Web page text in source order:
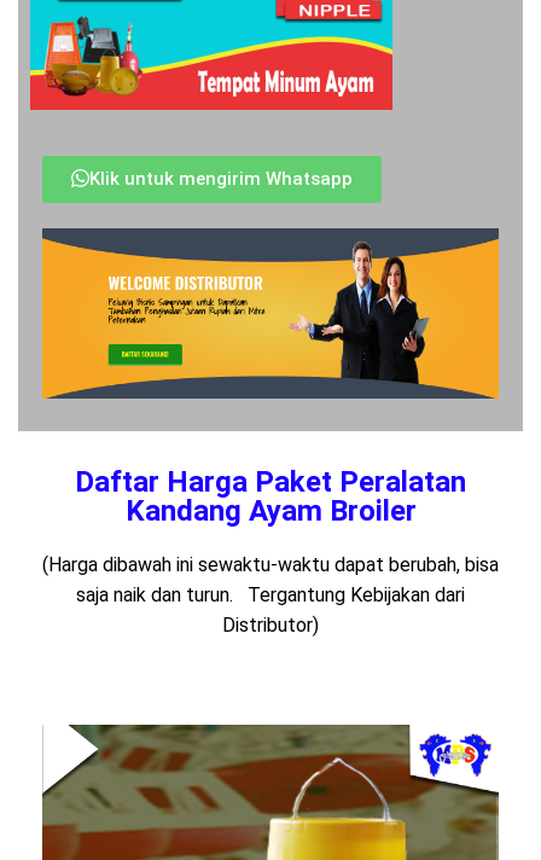
Klik untuk mengirim Whatsapp
Daftar Harga Paket Peralatan
Kandang Ayam Broiler
(Harga dibawah ini sewaktu-waktu dapat berubah, bisa
saja naik dan turun. Tergantung Kebijakan dari
Distributor)